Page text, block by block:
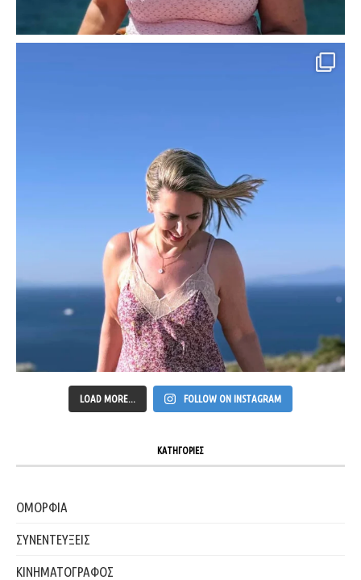
LOAD MORE... FOLLOW ON INSTAGRAM
ΚΑΤΗΓΟΡΙΕΣ
ΟΜΟΡΦΙΑ
ΣΥΝΕΝΤΕΥΞΕΙΣ
ΚΙΝΗΜΑΤΟΓΡΑΦΟΣ